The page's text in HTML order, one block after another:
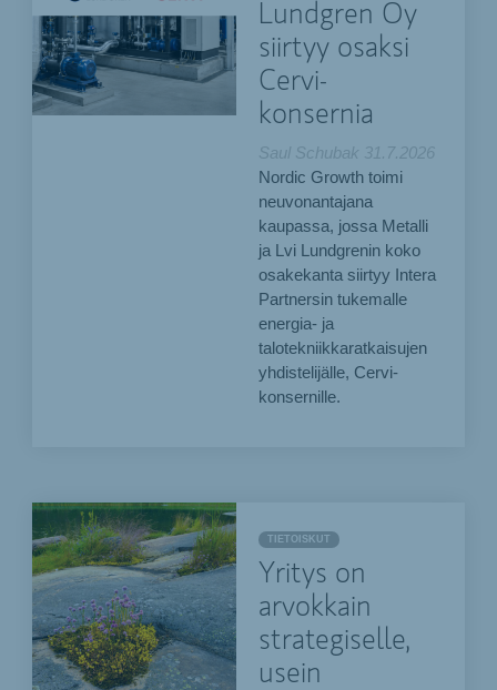
Lundgren Oy
siirtyy osaksi
Cervi-
konsernia
Saul Schubak 31.7.2026
Nordic Growth toimi
neuvonantajana
kaupassa, jossa Metalli
ja Lvi Lundgrenin koko
osakekanta siirtyy Intera
Partnersin tukemalle
energia- ja
talotekniikkaratkaisujen
yhdistelijälle, Cervi-
konsernille.
TIETOISKUT
Yritys on
arvokkain
strategiselle,
usein